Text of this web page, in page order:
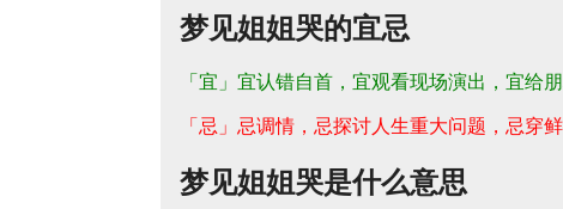
梦见姐姐哭的宜忌
「宜」宜认错自首，宜观看现场演出，宜给朋
「忌」忌调情，忌探讨人生重大问题，忌穿鲜
梦见姐姐哭是什么意思